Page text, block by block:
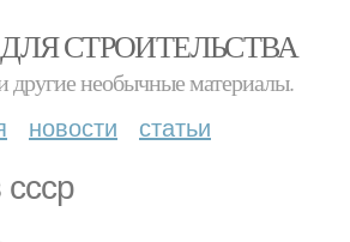
СТРОИТЕЛЬСТВА
другие необычные материалы.
новости статьи